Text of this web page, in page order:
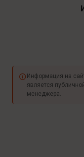
Информация на
является
менеджера.